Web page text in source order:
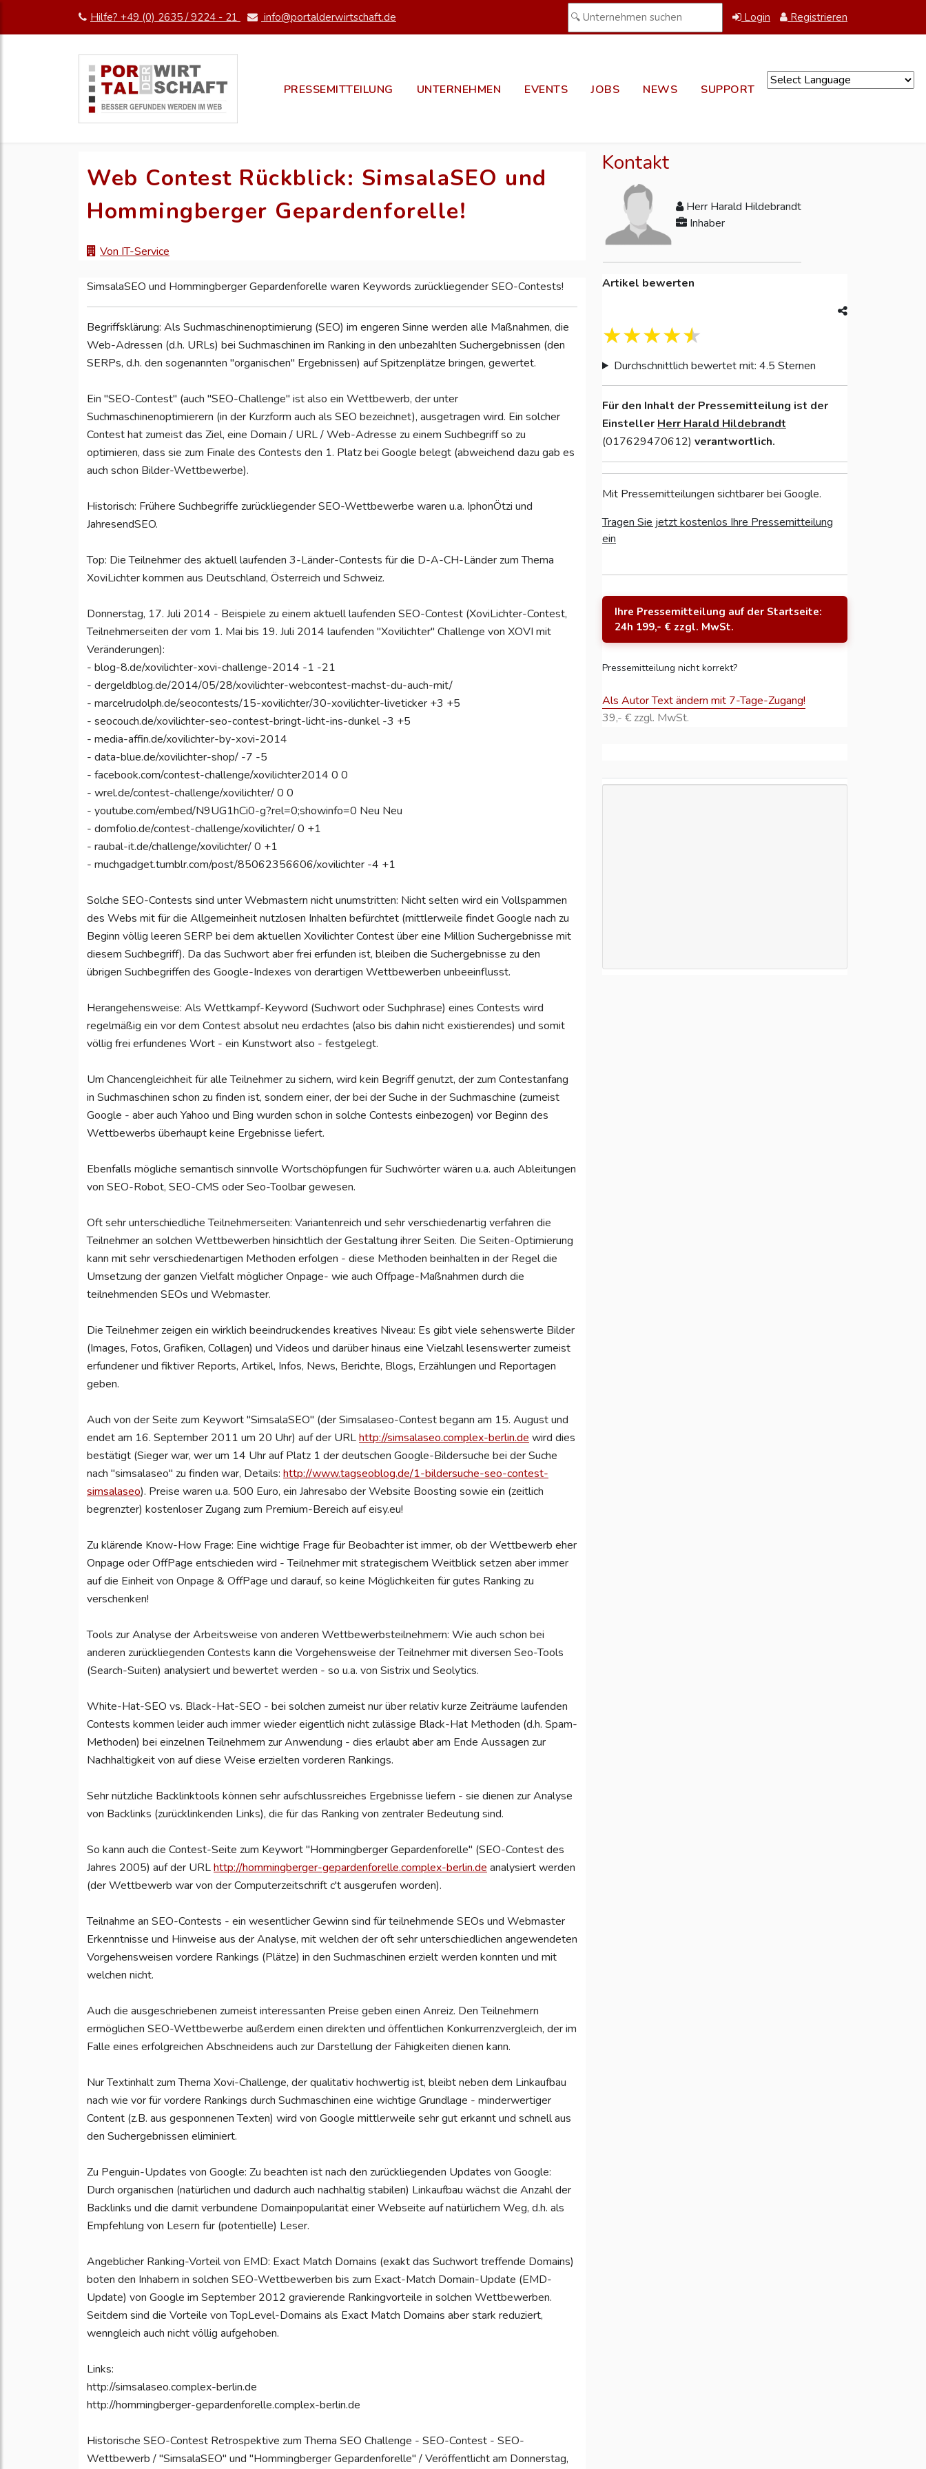
Hilfe? +49 (0) 2635 / 9224 - 21 info@portalderwirtschaft.de Login Registrieren
PRESSEMITTEILUNG UNTERNEHMEN EVENTS JOBS NEWS SUPPORT
Web Contest Rückblick: SimsalaSEO und
Hommingberger Gepardenforelle!
Von IT-Service
SimsalaSEO und Hommingberger Gepardenforelle waren Keywords zurückliegender SEO-Contests!
Begriffsklärung: Als Suchmaschinenoptimierung (SEO) im engeren Sinne werden alle Maßnahmen, die
Web-Adressen (d.h. URLs) bei Suchmaschinen im Ranking in den unbezahlten Suchergebnissen (den
SERPs, d.h. den sogenannten "organischen" Ergebnissen) auf Spitzenplätze bringen, gewertet.
Ein "SEO-Contest" (auch "SEO-Challenge" ist also ein Wettbewerb, der unter
Suchmaschinenoptimierern (in der Kurzform auch als SEO bezeichnet), ausgetragen wird. Ein solcher
Contest hat zumeist das Ziel, eine Domain / URL / Web-Adresse zu einem Suchbegriff so zu
optimieren, dass sie zum Finale des Contests den 1. Platz bei Google belegt (abweichend dazu gab es
auch schon Bilder-Wettbewerbe).
Historisch: Frühere Suchbegriffe zurückliegender SEO-Wettbewerbe waren u.a. IphonÖtzi und
JahresendSEO.
Top: Die Teilnehmer des aktuell laufenden 3-Länder-Contests für die D-A-CH-Länder zum Thema
XoviLichter kommen aus Deutschland, Österreich und Schweiz.
Donnerstag, 17. Juli 2014 - Beispiele zu einem aktuell laufenden SEO-Contest (XoviLichter-Contest,
Teilnehmerseiten der vom 1. Mai bis 19. Juli 2014 laufenden "Xovilichter" Challenge von XOVI mit
Veränderungen):
- blog-8.de/xovilichter-xovi-challenge-2014 -1 -21
- dergeldblog.de/2014/05/28/xovilichter-webcontest-machst-du-auch-mit/
- marcelrudolph.de/seocontests/15-xovilichter/30-xovilichter-liveticker +3 +5
- seocouch.de/xovilichter-seo-contest-bringt-licht-ins-dunkel -3 +5
- media-affin.de/xovilichter-by-xovi-2014
- data-blue.de/xovilichter-shop/ -7 -5
- facebook.com/contest-challenge/xovilichter2014 0 0
- wrel.de/contest-challenge/xovilichter/ 0 0
- youtube.com/embed/N9UG1hCi0-g?rel=0;showinfo=0 Neu Neu
- domfolio.de/contest-challenge/xovilichter/ 0 +1
- raubal-it.de/challenge/xovilichter/ 0 +1
- muchgadget.tumblr.com/post/85062356606/xovilichter -4 +1
Solche SEO-Contests sind unter Webmastern nicht unumstritten: Nicht selten wird ein Vollspammen
des Webs mit für die Allgemeinheit nutzlosen Inhalten befürchtet (mittlerweile findet Google nach zu
Beginn völlig leeren SERP bei dem aktuellen Xovilichter Contest über eine Million Suchergebnisse mit
diesem Suchbegriff). Da das Suchwort aber frei erfunden ist, bleiben die Suchergebnisse zu den
übrigen Suchbegriffen des Google-Indexes von derartigen Wettbewerben unbeeinflusst.
Herangehensweise: Als Wettkampf-Keyword (Suchwort oder Suchphrase) eines Contests wird
regelmäßig ein vor dem Contest absolut neu erdachtes (also bis dahin nicht existierendes) und somit
völlig frei erfundenes Wort - ein Kunstwort also - festgelegt.
Um Chancengleichheit für alle Teilnehmer zu sichern, wird kein Begriff genutzt, der zum Contestanfang
in Suchmaschinen schon zu finden ist, sondern einer, der bei der Suche in der Suchmaschine (zumeist
Google - aber auch Yahoo und Bing wurden schon in solche Contests einbezogen) vor Beginn des
Wettbewerbs überhaupt keine Ergebnisse liefert.
Ebenfalls mögliche semantisch sinnvolle Wortschöpfungen für Suchwörter wären u.a. auch Ableitungen
von SEO-Robot, SEO-CMS oder Seo-Toolbar gewesen.
Oft sehr unterschiedliche Teilnehmerseiten: Variantenreich und sehr verschiedenartig verfahren die
Teilnehmer an solchen Wettbewerben hinsichtlich der Gestaltung ihrer Seiten. Die Seiten-Optimierung
kann mit sehr verschiedenartigen Methoden erfolgen - diese Methoden beinhalten in der Regel die
Umsetzung der ganzen Vielfalt möglicher Onpage- wie auch Offpage-Maßnahmen durch die
teilnehmenden SEOs und Webmaster.
Die Teilnehmer zeigen ein wirklich beeindruckendes kreatives Niveau: Es gibt viele sehenswerte Bilder
(Images, Fotos, Grafiken, Collagen) und Videos und darüber hinaus eine Vielzahl lesenswerter zumeist
erfundener und fiktiver Reports, Artikel, Infos, News, Berichte, Blogs, Erzählungen und Reportagen
geben.
Auch von der Seite zum Keywort "SimsalaSEO" (der Simsalaseo-Contest begann am 15. August und
endet am 16. September 2011 um 20 Uhr) auf der URLhttp://simsalaseo.complex-berlin.dewird dies
bestätigt (Sieger war, wer um 14 Uhr auf Platz 1 der deutschen Google-Bildersuche bei der Suche
nach "simsalaseo" zu finden war, Details: http://www.tagseoblog.de/1-bildersuche-seo-contest-
simsalaseo). Preise waren u.a. 500 Euro, ein Jahresabo der Website Boosting sowie ein (zeitlich
begrenzter) kostenloser Zugang zum Premium-Bereich auf eisy.eu!
Zu klärende Know-How Frage: Eine wichtige Frage für Beobachter ist immer, ob der Wettbewerb eher
Onpage oder OffPage entschieden wird - Teilnehmer mit strategischem Weitblick setzen aber immer
auf die Einheit von Onpage & OffPage und darauf, so keine Möglichkeiten für gutes Ranking zu
verschenken!
Tools zur Analyse der Arbeitsweise von anderen Wettbewerbsteilnehmern: Wie auch schon bei
anderen zurückliegenden Contests kann die Vorgehensweise der Teilnehmer mit diversen Seo-Tools
(Search-Suiten) analysiert und bewertet werden - so u.a. von Sistrix und Seolytics.
White-Hat-SEO vs. Black-Hat-SEO - bei solchen zumeist nur über relativ kurze Zeiträume laufenden
Contests kommen leider auch immer wieder eigentlich nicht zulässige Black-Hat Methoden (d.h. Spam-
Methoden) bei einzelnen Teilnehmern zur Anwendung - dies erlaubt aber am Ende Aussagen zur
Nachhaltigkeit von auf diese Weise erzielten vorderen Rankings.
Sehr nützliche Backlinktools können sehr aufschlussreiches Ergebnisse liefern - sie dienen zur Analyse
von Backlinks (zurücklinkenden Links), die für das Ranking von zentraler Bedeutung sind.
So kann auch die Contest-Seite zum Keywort "Hommingberger Gepardenforelle" (SEO-Contest des
Jahres 2005) auf der URLhttp://hommingberger-gepardenforelle.complex-berlin.deanalysiert werden
(der Wettbewerb war von der Computerzeitschrift c't ausgerufen worden).
Teilnahme an SEO-Contests - ein wesentlicher Gewinn sind für teilnehmende SEOs und Webmaster
Erkenntnisse und Hinweise aus der Analyse, mit welchen der oft sehr unterschiedlichen angewendeten
Vorgehensweisen vordere Rankings (Plätze) in den Suchmaschinen erzielt werden konnten und mit
welchen nicht.
Auch die ausgeschriebenen zumeist interessanten Preise geben einen Anreiz. Den Teilnehmern
ermöglichen SEO-Wettbewerbe außerdem einen direkten und öffentlichen Konkurrenzvergleich, der im
Falle eines erfolgreichen Abschneidens auch zur Darstellung der Fähigkeiten dienen kann.
Nur Textinhalt zum Thema Xovi-Challenge, der qualitativ hochwertig ist, bleibt neben dem Linkaufbau
nach wie vor für vordere Rankings durch Suchmaschinen eine wichtige Grundlage - minderwertiger
Content (z.B. aus gesponnenen Texten) wird von Google mittlerweile sehr gut erkannt und schnell aus
den Suchergebnissen eliminiert.
Zu Penguin-Updates von Google: Zu beachten ist nach den zurückliegenden Updates von Google:
Durch organischen (natürlichen und dadurch auch nachhaltig stabilen) Linkaufbau wächst die Anzahl der
Backlinks und die damit verbundene Domainpopularität einer Webseite auf natürlichem Weg, d.h. als
Empfehlung von Lesern für (potentielle) Leser.
Angeblicher Ranking-Vorteil von EMD: Exact Match Domains (exakt das Suchwort treffende Domains)
boten den Inhabern in solchen SEO-Wettbewerben bis zum Exact-Match Domain-Update (EMD-
Update) von Google im September 2012 gravierende Rankingvorteile in solchen Wettbewerben.
Seitdem sind die Vorteile von TopLevel-Domains als Exact Match Domains aber stark reduziert,
wenngleich auch nicht völlig aufgehoben.
Links:
http://simsalaseo.complex-berlin.de
http://hommingberger-gepardenforelle.complex-berlin.de
Historische SEO-Contest Retrospektive zum Thema SEO Challenge - SEO-Contest - SEO-
Wettbewerb / "SimsalaSEO" und "Hommingberger Gepardenforelle" / Veröffentlicht am Donnerstag,
Kontakt
Herr Harald Hildebrandt
Inhaber
Artikel bewerten
Durchschnittlich bewertet mit: 4.5 Sternen
Für den Inhalt der Pressemitteilung ist der
Einsteller Herr Harald Hildebrandt
(017629470612) verantwortlich.
Mit Pressemitteilungen sichtbarer bei Google.
Tragen Sie jetzt kostenlos Ihre Pressemitteilung
ein
Ihre Pressemitteilung auf der Startseite:
24h 199,- € zzgl. MwSt.
Pressemitteilung nicht korrekt?
Als Autor Text ändern mit 7-Tage-Zugang!
39,- € zzgl. MwSt.